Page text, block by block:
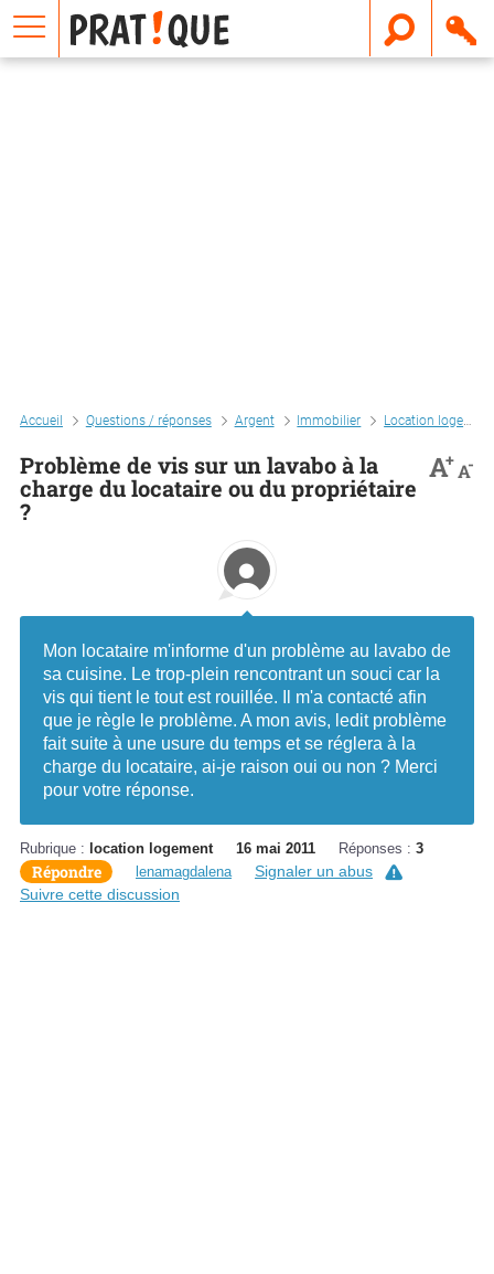
Accueil Questions / réponses Argent Immobilier Location logement
Problème de vis sur un lavabo à la
charge du locataire ou du propriétaire
?
A+A-
Mon locataire m'informe d'un problème au lavabo de
sa cuisine. Le trop-plein rencontrant un souci car la
vis qui tient le tout est rouillée. Il m'a contacté afin
que je règle le problème. A mon avis, ledit problème
fait suite à une usure du temps et se réglera à la
charge du locataire, ai-je raison oui ou non ? Merci
pour votre réponse.
Rubrique : location logement 16 mai 2011 Réponses : 3
Répondre lenamagdalena
Signaler un abus
Suivre cette discussion
E
m
a